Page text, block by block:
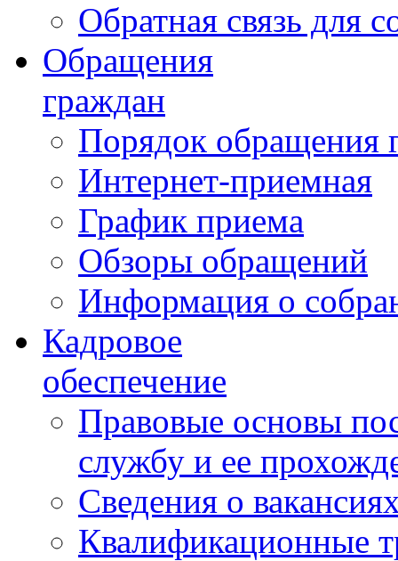
Обратная связь для
Обращения
граждан
Порядок обращения
Интернет-приемная
График приема
Обзоры обращений
Информация о
Кадровое
обеспечение
Правовые основы
службу и ее
Сведения о
Квалификационные